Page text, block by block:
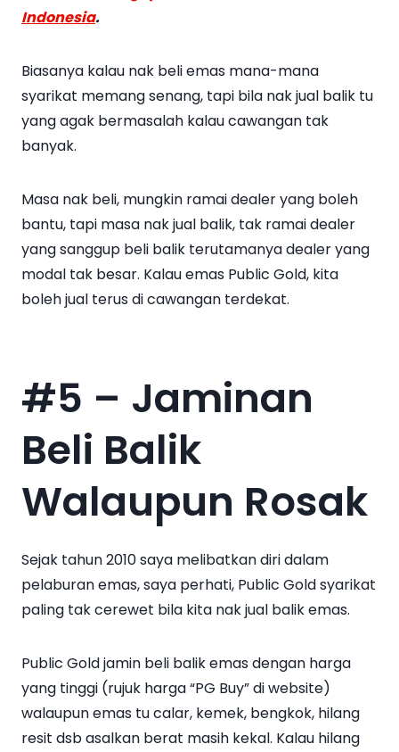
Indonesia.
Biasanya kalau nak beli emas mana-mana
syarikat memang senang, tapi bila nak jual balik tu
yang agak bermasalah kalau cawangan tak
banyak.
Masa nak beli, mungkin ramai dealer yang boleh
bantu, tapi masa nak jual balik, tak ramai dealer
yang sanggup beli balik terutamanya dealer yang
modal tak besar. Kalau emas Public Gold, kita
boleh jual terus di cawangan terdekat.
#5 – Jaminan
Beli Balik
Walaupun Rosak
Sejak tahun 2010 saya melibatkan diri dalam
pelaburan emas, saya perhati, Public Gold syarikat
paling tak cerewet bila kita nak jual balik emas.
Public Gold jamin beli balik emas dengan harga
yang tinggi (rujuk harga “PG Buy” di website)
walaupun emas tu calar, kemek, bengkok, hilang
resit dsb asalkan berat masih kekal. Kalau hilang